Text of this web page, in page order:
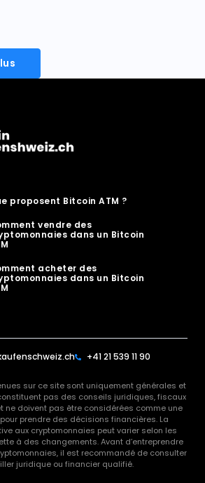
proposent Bitcoin ATM ?
vendre des
dans un Bitcoin
acheter des
dans un Bitcoin
+41 21 539 11 90
sur ce site sont uniquement générales et
pas des conseils juridiques, fiscaux
ne doivent pas être considérées comme une
prendre des décisions financières. La
aux cryptomonnaies peut varier selon les
à des changements. Avant d’entreprendre
il est recommandé de consulter
juridique ou financier qualifié.